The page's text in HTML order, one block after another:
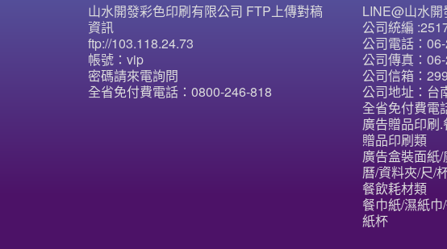
山水開發彩色印刷有限公司 FTP上傳對稿
資訊
ftp://103.118.24.73
帳號：vip
密碼請來電詢問
全省免付費電話：0800-246-818
LINE@山水
公司統編
公司電話：
公司傳真：
公司信箱：
公司地址：台
全省免付費電
廣告贈品印刷
贈品印刷類
廣告盒裝面紙
曆/資料夾/尺/
餐飲耗材類
餐巾紙/濕紙
紙杯